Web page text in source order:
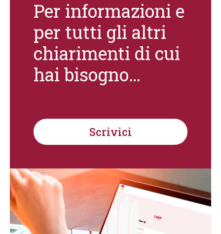
Per informazioni e
per tutti gli altri
chiarimenti di cui
hai bisogno…
Scrivici